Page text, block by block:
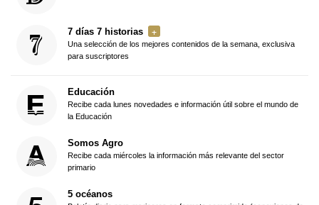
7 días 7 historias
Una selección de los mejores contenidos de la semana, exclusiva
para suscriptores
Educación
Recibe cada lunes novedades e información útil sobre el mundo de
la Educación
Somos Agro
Recibe cada miércoles la información más relevante del sector
primario
5 océanos